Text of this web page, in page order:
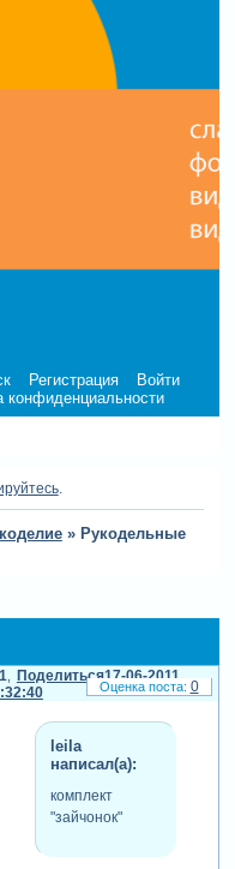
Регистрация
Войти
конфиденциальности
.
» Рукодельные
Поделиться17-06-2011
leila
написал(а):
комплект
"зайчонок"
0